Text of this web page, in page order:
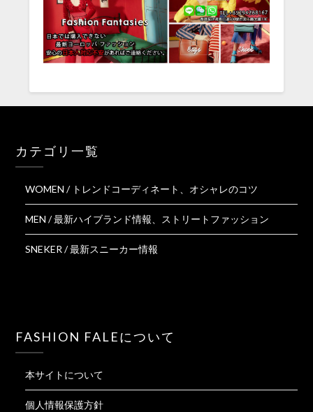
カテゴリ一覧
WOMEN / トレンドコーディネート、オシャレのコツ
MEN / 最新ハイブランド情報、ストリートファッション
SNEKER / 最新スニーカー情報
FASHION FALEについて
本サイトについて
個人情報保護方針